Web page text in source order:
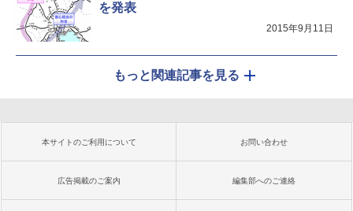
を発表
2015年9月11日
もっと関連記事を見る
本サイトのご利用について お問い合わせ
広告掲載のご案内 編集部へのご連絡